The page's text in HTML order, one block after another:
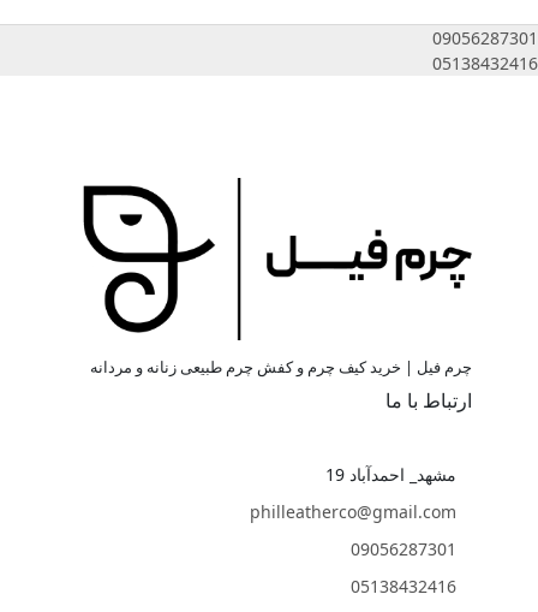
09056287301
05138432416
چرم فیل | خرید کیف چرم و کفش چرم طبیعی زنانه و مردانه
ارتباط با ما
مشهد_ احمدآباد 19
philleatherco@gmail.com
09056287301
05138432416